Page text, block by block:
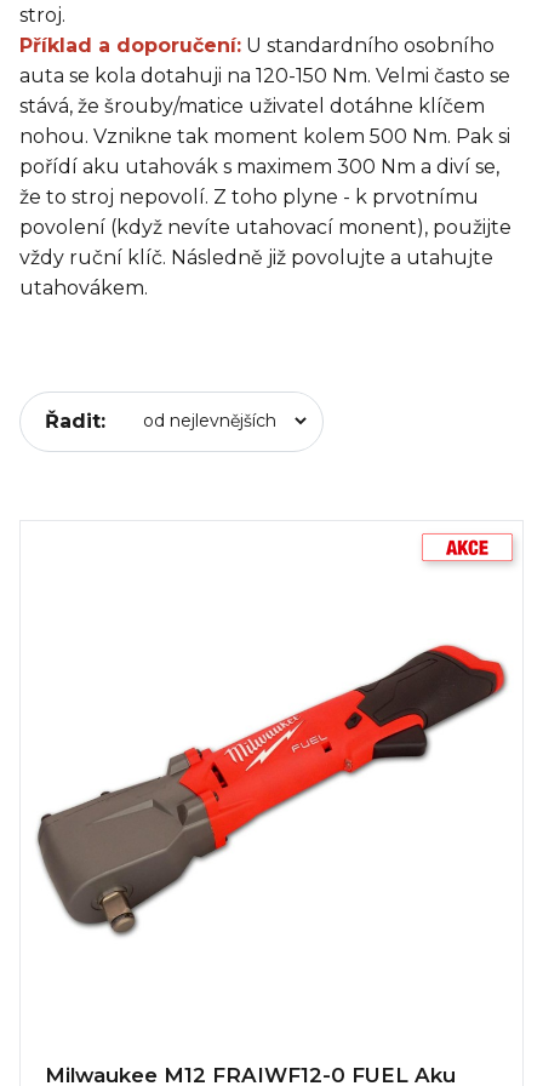
stroj.
Příklad a doporučení: U standardního osobního
auta se kola dotahuji na 120-150 Nm. Velmi často se
stává, že šrouby/matice uživatel dotáhne klíčem
nohou. Vznikne tak moment kolem 500 Nm. Pak si
pořídí aku utahovák s maximem 300 Nm a diví se,
že to stroj nepovolí. Z toho plyne - k prvotnímu
povolení (když nevíte utahovací monent), použijte
vždy ruční klíč. Následně již povolujte a utahujte
utahovákem.
Řadit:
Milwaukee M12 FRAIWF12-0 FUEL Aku